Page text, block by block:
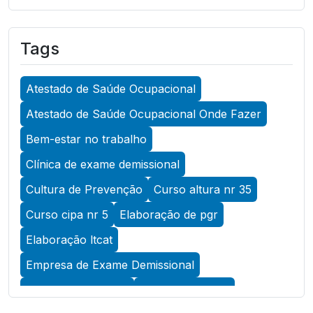
A Importância do Atestado de Saúde
Ocupacional para Garantir a Segurança no
Trabalho
A Importância do Atestado de Saúde
Ocupacional para Promover a Segurança no
Trabalho
A Importância do Exame Admissional para
Garantir a Saúde Ocupacional Eficiente
A Importância do Exame ASO para Garantir a
Saúde Ocupacional Eficiente
A Importância do Exame de Acuidade Visual
para Manter a Saúde Ocular
A Importância do Exame de Retorno ao
Trabalho para Garantir a Saúde e Segurança
Tags
Atestado de Saúde Ocupacional
Atestado de Saúde Ocupacional Onde Fazer
Bem-estar no trabalho
Clínica de exame demissional
Cultura de Prevenção
Curso altura nr 35
Curso cipa nr 5
Elaboração de pgr
Elaboração ltcat
Empresa de Exame Demissional
Empresa de Pcmso
Empresa de SST